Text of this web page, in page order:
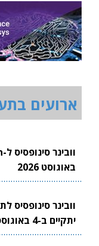
ארועים
באוגוסט 2026
יתקיים ב-4 באוגוסט 2026